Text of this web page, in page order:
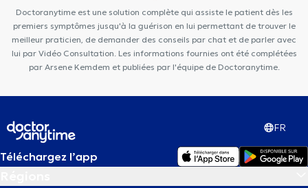
Doctoranytime est une solution complète qui assiste le patient dès les
premiers symptômes jusqu'à la guérison en lui permettant de trouver le
meilleur praticien, de demander des conseils par chat et de parler avec
lui par Vidéo Consultation. Les informations fournies ont été complétées
par Arsene Kemdem et publiées par l'équipe de Doctoranytime.
FR
Téléchargez l’app